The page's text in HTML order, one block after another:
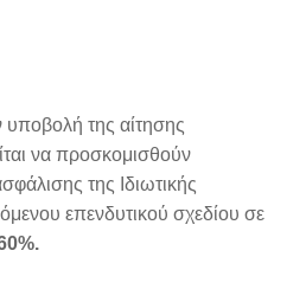
υποβολή της αίτησης
να προσκομισθούν
της Ιδιωτικής
επενδυτικού σχεδίου σε